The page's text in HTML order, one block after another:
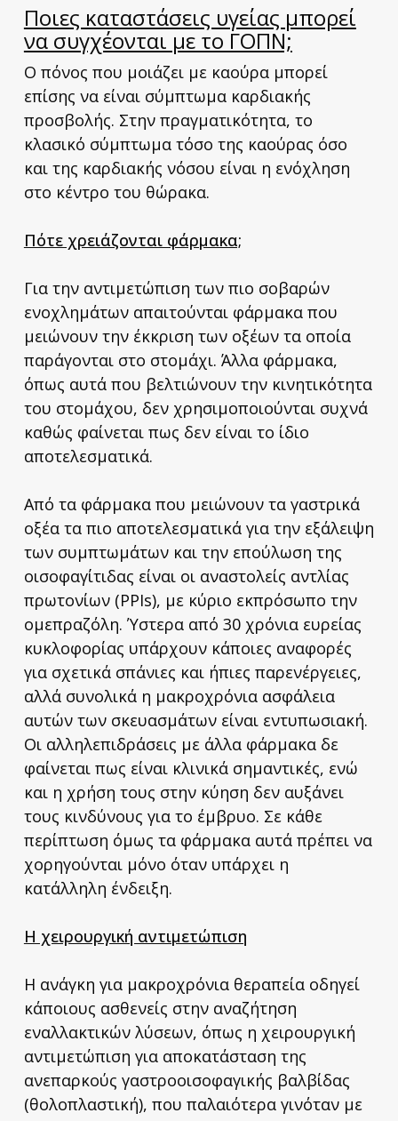
Ποιες καταστάσεις υγείας μπορεί
να συγχέονται με το ΓΟΠΝ;
Ο πόνος που μοιάζει με καούρα μπορεί
επίσης να είναι σύμπτωμα καρδιακής
προσβολής. Στην πραγματικότητα, το
κλασικό σύμπτωμα τόσο της καούρας όσο
και της καρδιακής νόσου είναι η ενόχληση
στο κέντρο του θώρακα.
Πότε χρειάζονται φάρμακα;
Για την αντιμετώπιση των πιο σοβαρών
ενοχλημάτων απαιτούνται φάρμακα που
μειώνουν την έκκριση των οξέων τα οποία
παράγονται στο στομάχι. Άλλα φάρμακα,
όπως αυτά που βελτιώνουν την κινητικότητα
του στομάχου, δεν χρησιμοποιούνται συχνά
καθώς φαίνεται πως δεν είναι το ίδιο
αποτελεσματικά.
Από τα φάρμακα που μειώνουν τα γαστρικά
οξέα τα πιο αποτελεσματικά για την εξάλειψη
των συμπτωμάτων και την επούλωση της
οισοφαγίτιδας είναι οι αναστολείς αντλίας
πρωτονίων (PPIs), με κύριο εκπρόσωπο την
ομεπραζόλη. Ύστερα από 30 χρόνια ευρείας
κυκλοφορίας υπάρχουν κάποιες αναφορές
για σχετικά σπάνιες και ήπιες παρενέργειες,
αλλά συνολικά η μακροχρόνια ασφάλεια
αυτών των σκευασμάτων είναι εντυπωσιακή.
Οι αλληλεπιδράσεις με άλλα φάρμακα δε
φαίνεται πως είναι κλινικά σημαντικές, ενώ
και η χρήση τους στην κύηση δεν αυξάνει
τους κινδύνους για το έμβρυο. Σε κάθε
περίπτωση όμως τα φάρμακα αυτά πρέπει να
χορηγούνται μόνο όταν υπάρχει η
κατάλληλη ένδειξη.
Η χειρουργική αντιμετώπιση
Η ανάγκη για μακροχρόνια θεραπεία οδηγεί
κάποιους ασθενείς στην αναζήτηση
εναλλακτικών λύσεων, όπως η χειρουργική
αντιμετώπιση για αποκατάσταση της
ανεπαρκούς γαστροοισοφαγικής βαλβίδας
(θολοπλαστική), που παλαιότερα γινόταν με